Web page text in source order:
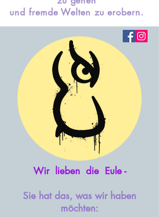
und fremde Welten zu erobern.
Wir lieben die Eule -
Sie hat das, was wir haben
möchten: